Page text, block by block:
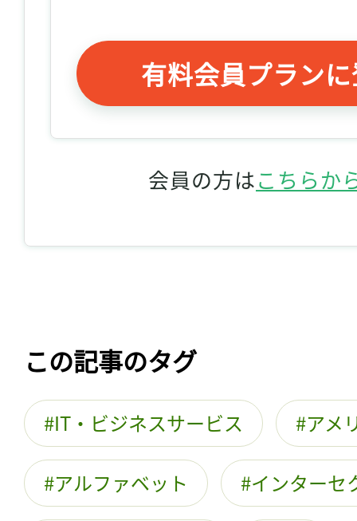
有料会員プラン
会員の方はこちらか
この記事のタグ
IT・ビジネスサービス アメ
アルファベット インターセ